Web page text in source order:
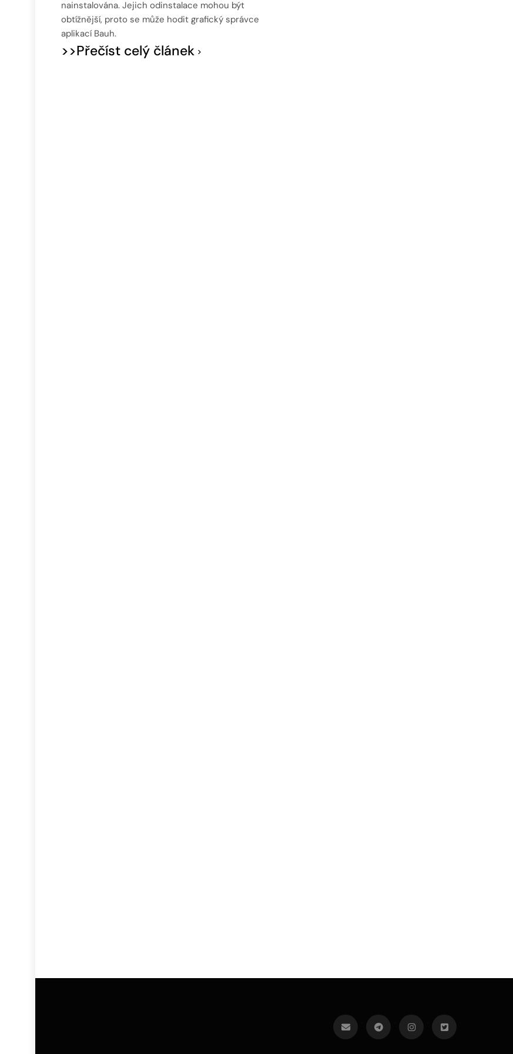
nainstalována. Jejich odinstalace mohou být
obtížnější, proto se může hodit grafický správce
aplikací Bauh.
>>Přečíst celý článek